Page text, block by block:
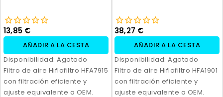
13,85 €
AÑADIR A LA CESTA
Disponibilidad: Agotado
Filtro de aire Hiflofiltro HFA7915
con filtración eficiente y
ajuste equivalente a OEM.
38,27 €
AÑADIR A LA CESTA
Disponibilidad: Agotado
Filtro de aire Hiflofiltro HFA1901
con filtración eficiente y
ajuste equivalente a OEM.